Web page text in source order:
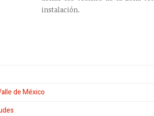
instalación.
de México